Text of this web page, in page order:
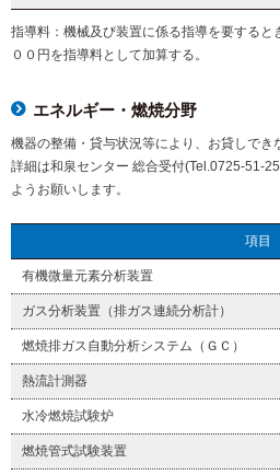
指導料：機械及び装置に係る指導を要すると
００円を指導料として加算する。
エネルギー・燃焼分野
機器の整備・貸与状況等により、お貸しでき
詳細は和泉センター 総合受付(Tel.0725-51-
ようお願いします。
項目
有機微量元素分析装置
ガス分析装置（排ガス連続分析計）
燃焼排ガス自動分析システム（ＧＣ）
熱流計測器
水冷燃焼試験炉
燃焼管式試験装置